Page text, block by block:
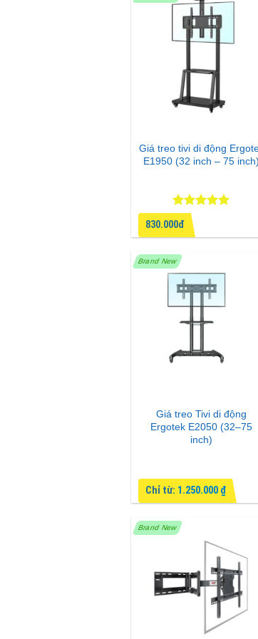
Giá treo tivi di động
E1950 (32 inch – 75 inch)
Được xếp
hạng
sao
830.000đ
Brand New
Giá treo Tivi di động
Ergotek E2050 (32–75
inch)
Chỉ từ: 1.250.000 ₫
Brand New